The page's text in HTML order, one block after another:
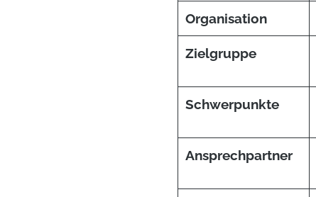
Organisation
Zielgruppe
Schwerpunkte
Ansprechpartner